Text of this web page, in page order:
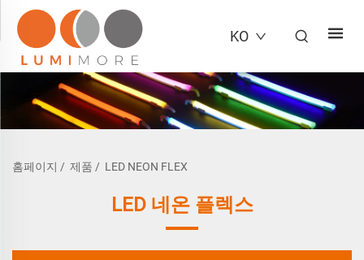
KO
홈페이지 / 제품 / LED NEON FLEX
LED 네온 플렉스